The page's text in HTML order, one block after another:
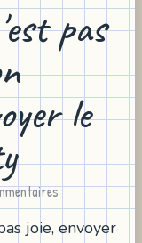
pas
le
joie, envoyer